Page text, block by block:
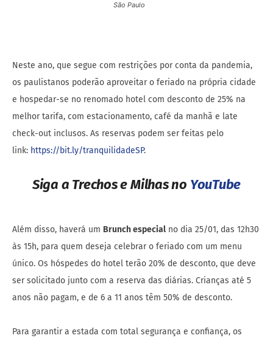
São Paulo
Neste ano, que segue com restrições por conta da pandemia,
os paulistanos poderão aproveitar o feriado na própria cidade
e hospedar-se no renomado hotel com desconto de 25% na
melhor tarifa, com estacionamento, café da manhã e late
check-out inclusos. As reservas podem ser feitas pelo
link: https://bit.ly/tranquilidadeSP.
Siga a Trechos e Milhas no YouTube
Além disso, haverá um Brunch especial no dia 25/01, das 12h30
às 15h, para quem deseja celebrar o feriado com um menu
único. Os hóspedes do hotel terão 20% de desconto, que deve
ser solicitado junto com a reserva das diárias. Crianças até 5
anos não pagam, e de 6 a 11 anos têm 50% de desconto.
Para garantir a estada com total segurança e confiança, os